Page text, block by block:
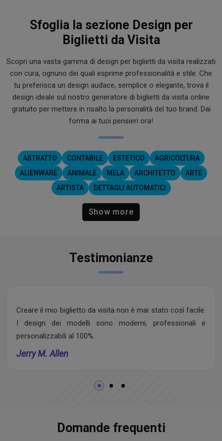
Sfoglia la sezione Design per
Biglietti da Visita
Scopri una vasta gamma di design per biglietti da visita realizzati
con cura, ognuno dei quali esprime professionalità e stile. Che
tu preferisca un design audace, semplice o elegante, trova il
design ideale sul nostro generatore di biglietti da visita online
gratuito per mettere in risalto la personalità del tuo brand. Dai
forma ai tuoi pensieri ora!
ASTRATTO CONTABILE ESTETICO
AGRICOLTURA
ALIENWARE
ANIMALE MELA ARCHITETTO
ARTE
ARTISTA
DETTAGLI AUTOMATICI
Show more
Testimonianze
Creare il mio biglietto da visita non è mai stato così facile.
I design dei modelli sono moderni, professionali e
personalizzabili al 100%.
Jerry M. Allen
Domande frequenti